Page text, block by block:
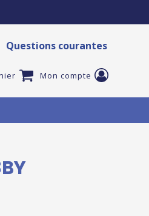
Questions courantes
Mon compte